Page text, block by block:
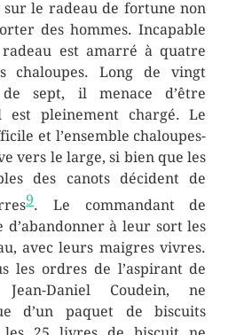
sur le radeau de fortune non
des hommes. Incapable
est amarré à quatre
chaloupes. Long de vingt
sept, il menace d’être
est pleinement chargé. Le
et l’ensemble chaloupes-
vers le large, si bien que les
des canots décident de
9. Le commandant de
d’abandonner à leur sort les
avec leurs maigres vivres.
les ordres de l’aspirant de
Daniel Coudein, ne
d’un paquet de biscuits